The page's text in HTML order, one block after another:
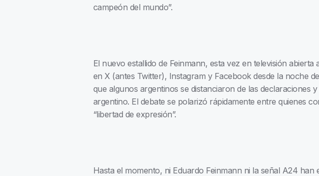
campeón del mundo”.
El nuevo estallido de Feinmann, esta vez en televisión
en X (antes Twitter), Instagram y Facebook desde la noche
que algunos argentinos se distanciaron de las
argentino. El debate se polarizó rápidamente entre quienes
“libertad de expresión”.
Hasta el momento, ni Eduardo Feinmann ni la señal A24